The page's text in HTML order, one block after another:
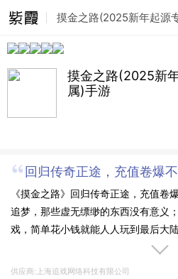
摸金之路(2025新年起源
手游
摸金之路(2025新
属)手游
回归传奇正途，充值卷爆不
《摸金之路》回归传奇正途，充值卷
追梦，那些虚无缥缈的东西没有意义
戏，简单花小钱就能人人玩到最后大
福利红包人人都有机会抽的到。这个
供应商:上海追戏网络科技有限公司